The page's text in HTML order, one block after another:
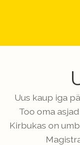
Uus kaup iga
Too oma
Kirbukas on